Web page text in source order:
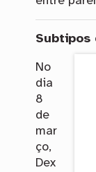
Subtipos
No
dia
8
de
mar
ço,
Dex